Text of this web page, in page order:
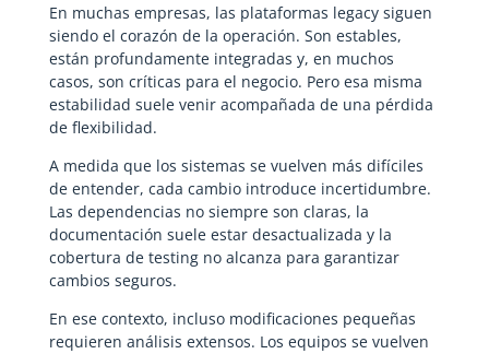
En muchas empresas, las plataformas legacy siguen
siendo el corazón de la operación. Son estables,
están profundamente integradas y, en muchos
casos, son críticas para el negocio. Pero esa misma
estabilidad suele venir acompañada de una pérdida
de flexibilidad.
A medida que los sistemas se vuelven más difíciles
de entender, cada cambio introduce incertidumbre.
Las dependencias no siempre son claras, la
documentación suele estar desactualizada y la
cobertura de testing no alcanza para garantizar
cambios seguros.
En ese contexto, incluso modificaciones pequeñas
requieren análisis extensos. Los equipos se vuelven